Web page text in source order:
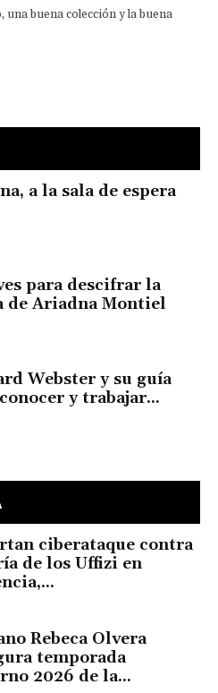
una buena colección y la buena
a la sala de espera
para descifrar la
de Ariadna Montiel
Webster y su guía
y trabajar...
ciberataque contra
de los Uffizi en
Rebeca Olvera
temporada
2026 de la...